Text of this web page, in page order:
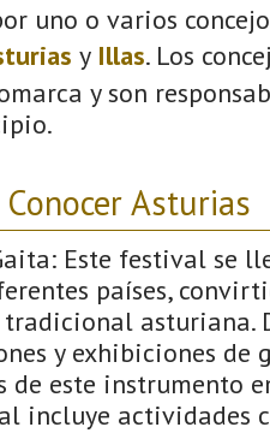
uno o varios
y Illas. Los
y son
Conocer Asturias
Este festival se
países,
asturiana.
y exhibiciones de
este instrumento
incluye actividades